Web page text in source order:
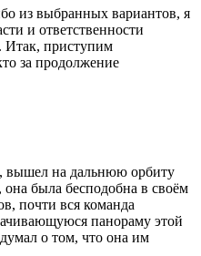
из выбранных вариантов, я
и ответственности
Итак, приступим
за продолжение
вышел на дальнюю орбиту
была бесподобна в своём
почти вся команда
панораму этой
о том, что она им